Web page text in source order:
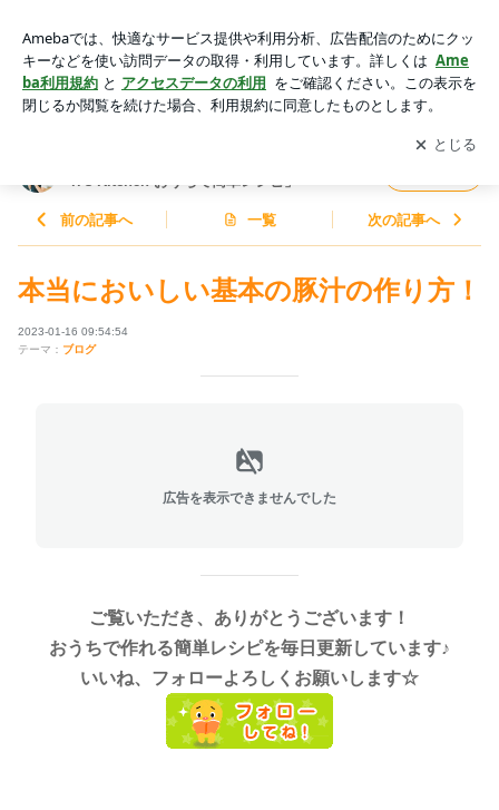
ィシャルブログ「Yukari's Kitchen おうちで簡単レシピ」Powe
red by Ameba
アプリをダウンロードして ブログの更新通知
を受け取りまし
ょう。
開く
ri's Kitchen おうちで簡単レシピ」
前の記事へ 一覧 次の記事へ
本当においしい基本の豚汁の作り方！
2023-01-16 09:54:54
テーマ： ブログ
広告を表示できませんでした
ご覧いただき、ありがとうございます！
おうちで作れる簡単レシピを毎日更新しています♪
いいね、フォローよろしくお願いします☆